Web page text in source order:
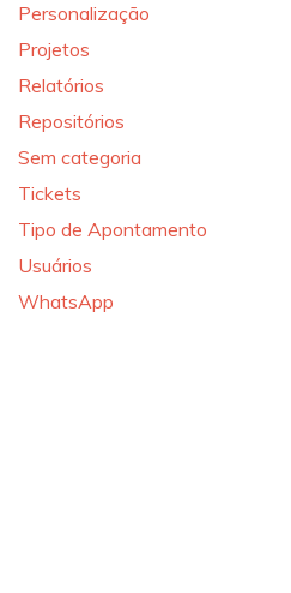
Personalização
Projetos
Relatórios
Repositórios
Sem categoria
Tickets
Tipo de Apontamento
Usuários
WhatsApp